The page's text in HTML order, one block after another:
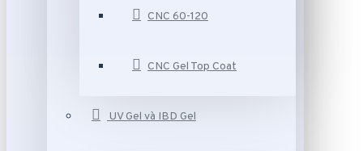
CNC 60-120
CNC Gel Top Coat
UV Gel và IBD Gel